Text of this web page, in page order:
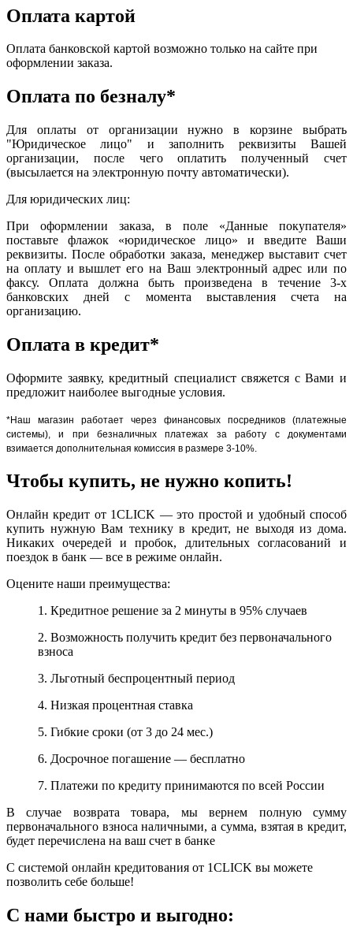
Оплата картой
Оплата банковской картой возможно только на сайте при
оформлении заказа.
Оплата по безналу*
Для оплаты от организации нужно в корзине выбрать
"Юридическое лицо" и заполнить реквизиты Вашей
организации, после чего оплатить полученный счет
(высылается на электронную почту автоматически).
Для юридических лиц:
При оформлении заказа, в поле «Данные покупателя»
поставьте флажок «юридическое лицо» и введите Ваши
реквизиты. После обработки заказа, менеджер выставит счет
на оплату и вышлет его на Ваш электронный адрес или по
факсу. Оплата должна быть произведена в течение 3-х
банковских дней с момента выставления счета на
организацию.
Оплата в кредит*
Оформите заявку, кредитный специалист свяжется с Вами и
предложит наиболее выгодные условия.
*Наш магазин работает через финансовых посредников (платежные
системы), и при безналичных платежах за работу с документами
взимается дополнительная комиссия в размере 3-10%.
Чтобы купить, не нужно копить!
Онлайн кредит от 1CLICK — это простой и удобный способ
купить нужную Вам технику в кредит, не выходя из дома.
Никаких очередей и пробок, длительных согласований и
поездок в банк — все в режиме онлайн.
Оцените наши преимущества:
1. Кредитное решение за 2 минуты в 95% случаев
2. Возможность получить кредит без первоначального
взноса
3. Льготный беспроцентный период
4. Низкая процентная ставка
5. Гибкие сроки (от 3 до 24 мес.)
6. Досрочное погашение — бесплатно
7. Платежи по кредиту принимаются по всей России
В случае возврата товара, мы вернем полную сумму
первоначального взноса наличными, а сумма, взятая в кредит,
будет перечислена на ваш счет в банке
С системой онлайн кредитования от 1CLICK вы можете
позволить себе больше!
С нами быстро и выгодно: